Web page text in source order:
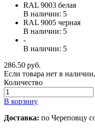
RAL 9003 белая
В наличии: 5
RAL 9005 черная
В наличии: 5
-
В наличии: 5
286.50 руб.
Если товара нет в
Количество
В корзину
Доставка: по Череповцу